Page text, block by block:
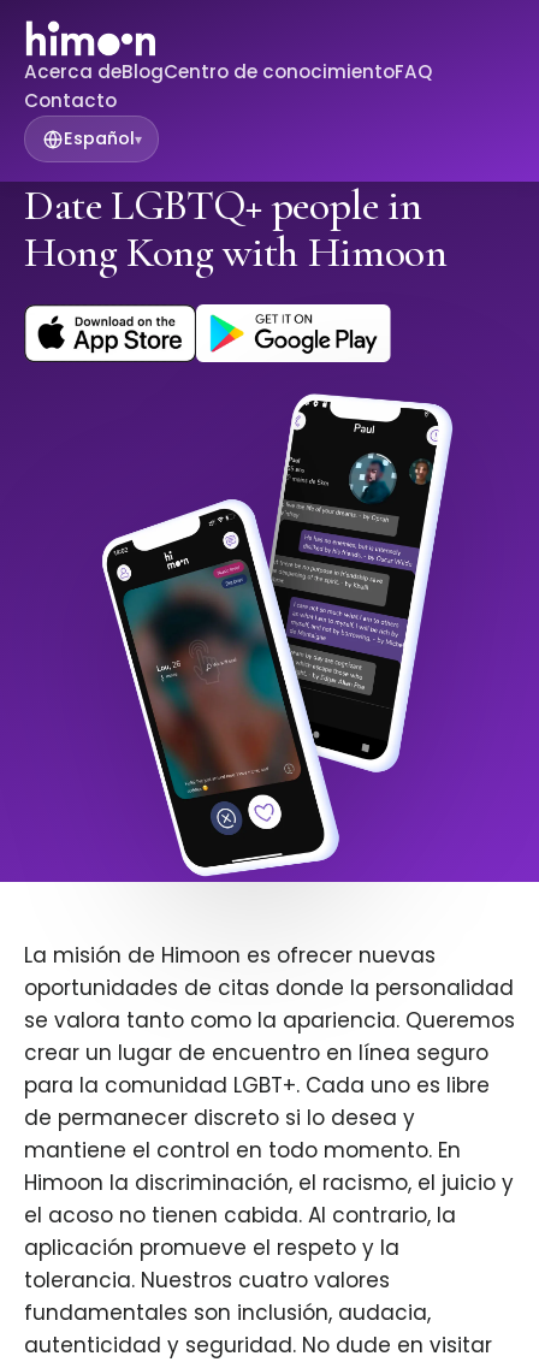
Acerca deBlogCentro de conocimientoFAQ
Contacto
Español▾
Date LGBTQ+ people in
Hong Kong with Himoon
La misión de Himoon es ofrecer nuevas
oportunidades de citas donde la personalidad
se valora tanto como la apariencia. Queremos
crear un lugar de encuentro en línea seguro
para la comunidad LGBT+. Cada uno es libre
de permanecer discreto si lo desea y
mantiene el control en todo momento. En
Himoon la discriminación, el racismo, el juicio y
el acoso no tienen cabida. Al contrario, la
aplicación promueve el respeto y la
tolerancia. Nuestros cuatro valores
fundamentales son inclusión, audacia,
autenticidad y seguridad. No dude en visitar